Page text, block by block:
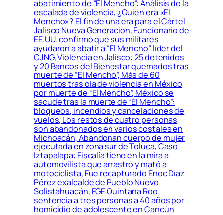
abatimiento de “El Mencho”: Análisis de la
escalada de violencia, ¿Quién era «El
Mencho»? El fin de una era para el Cártel
Jalisco Nueva Generación, Funcionario de
EE.UU. confirmó que sus militares
ayudaron a abatir a “El Mencho” líder del
CJNG, Violencia en Jalisco: 25 detenidos
y 20 Bancos del Bienestar quemados tras
muerte de “El Mencho”, Más de 60
muertos tras ola de violencia en México
por muerte de “El Mencho”, México se
sacude tras la muerte de “El Mencho”:
bloqueos, incendios y cancelaciones de
vuelos, Los restos de cuatro personas
son abandonados en varios costales en
Michoacán, Abandonan cuerpo de mujer
ejecutada en zona sur de Toluca, Caso
Iztapalapa: Fiscalía tiene en la mira a
automovilista que arrastró y mató a
motociclista, Fue recapturado Enoc Díaz
Pérez exalcalde de Pueblo Nuevo
Solistahuacán, FGE Quintana Roo
sentencia a tres personas a 40 años por
homicidio de adolescente en Cancún